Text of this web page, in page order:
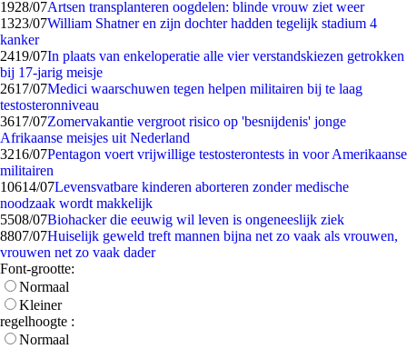
1928/07Artsen transplanteren oogdelen: blinde vrouw ziet weer
1323/07William Shatner en zijn dochter hadden tegelijk stadium 4
kanker
2419/07In plaats van enkeloperatie alle vier verstandskiezen getrokken
bij 17-jarig meisje
2617/07Medici waarschuwen tegen helpen militairen bij te laag
testosteronniveau
3617/07Zomervakantie vergroot risico op 'besnijdenis' jonge
Afrikaanse meisjes uit Nederland
3216/07Pentagon voert vrijwillige testosterontests in voor Amerikaanse
militairen
10614/07Levensvatbare kinderen aborteren zonder medische
noodzaak wordt makkelijk
5508/07Biohacker die eeuwig wil leven is ongeneeslijk ziek
8807/07Huiselijk geweld treft mannen bijna net zo vaak als vrouwen,
vrouwen net zo vaak dader
Font-grootte:
Normaal
Kleiner
regelhoogte :
Normaal